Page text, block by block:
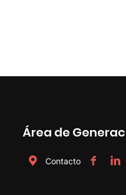
Área de
Contacto